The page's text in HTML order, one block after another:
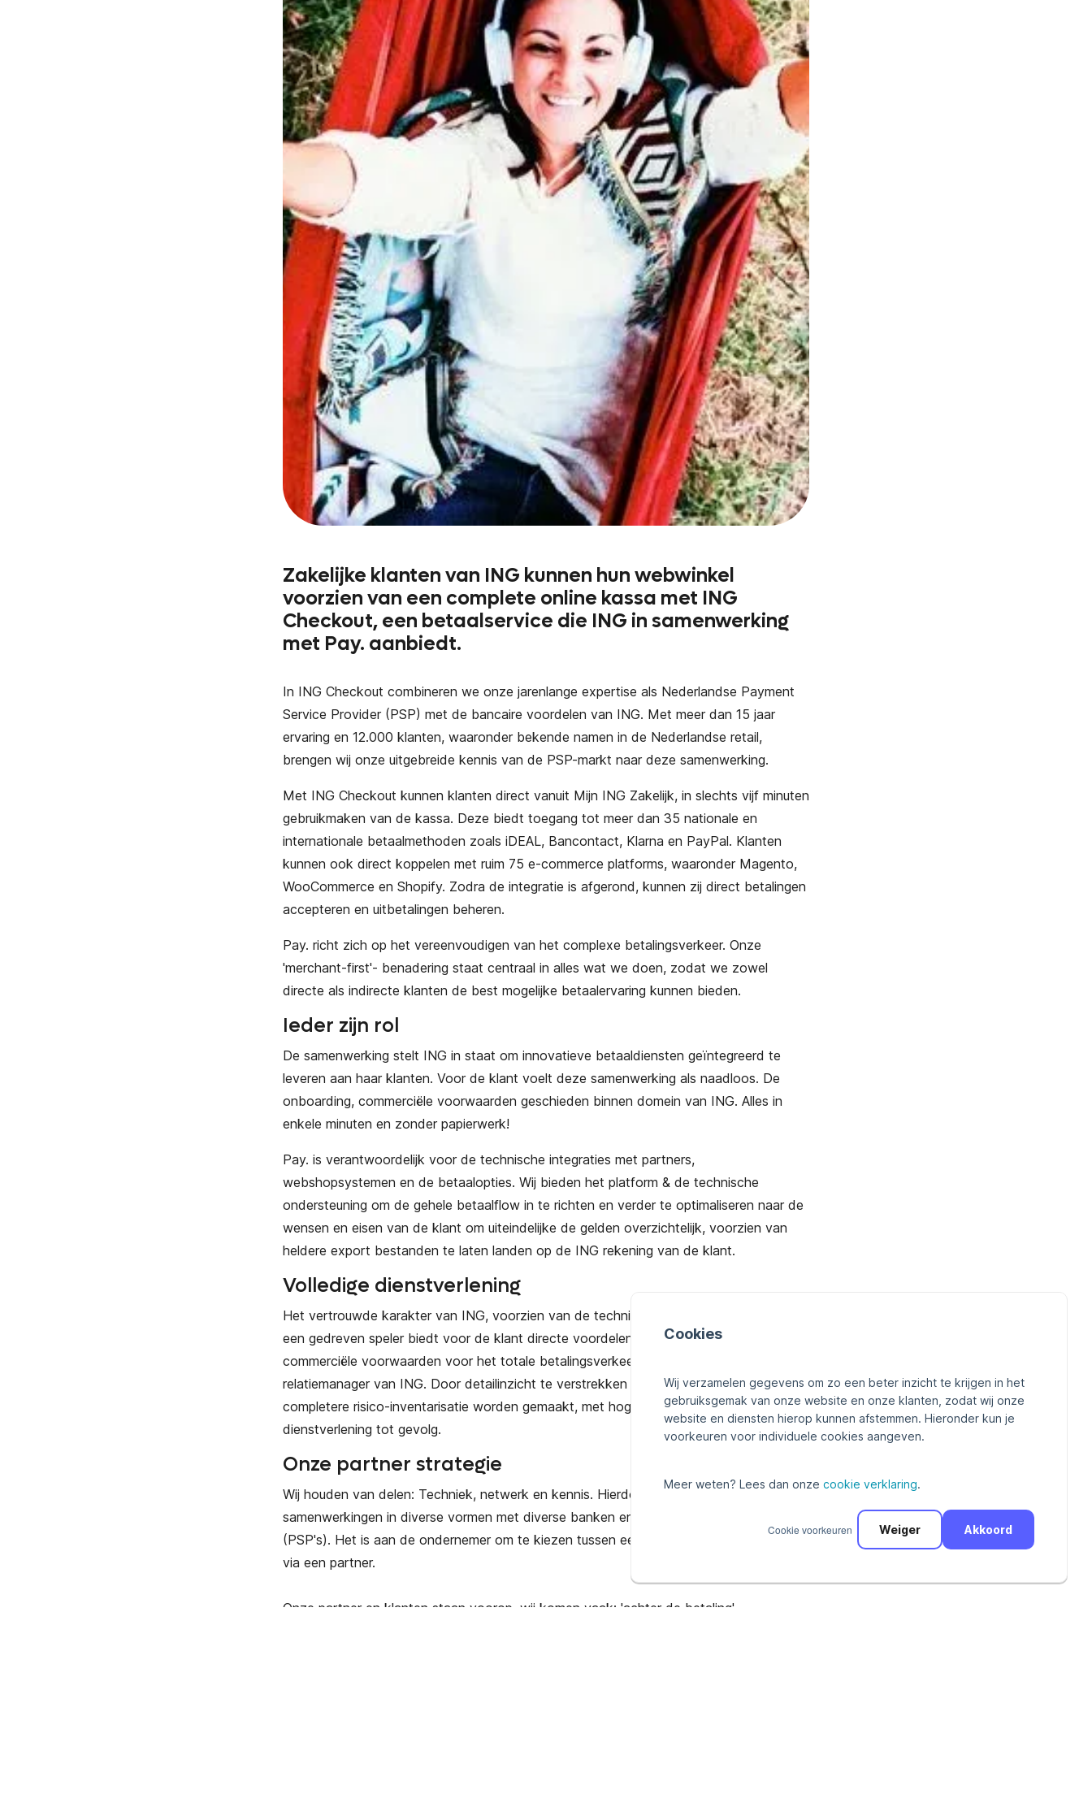
Cookies
Wij verzamelen gegevens om zo een beter inzicht te krijgen in het
gebruiksgemak van onze website en onze klanten, zodat wij onze
website en diensten hierop kunnen afstemmen. Hieronder kun je
voorkeuren voor individuele cookies aangeven.
Meer weten? Lees dan onzecookie verklaring.
Cookie voorkeuren Akkoord
Weiger
Zakelijke klanten van ING kunnen hun webwinkel
voorzien van een complete online kassa met ING
Checkout, een betaalservice die ING in samenwerking
met Pay. aanbiedt.
In ING Checkout combineren we onze jarenlange expertise als Nederlandse Payment
Service Provider (PSP) met de bancaire voordelen van ING. Met meer dan 15 jaar
ervaring en 12.000 klanten, waaronder bekende namen in de Nederlandse retail,
brengen wij onze uitgebreide kennis van de PSP-markt naar deze samenwerking.
Met ING Checkout kunnen klanten direct vanuit Mijn ING Zakelijk, in slechts vijf minuten
gebruikmaken van de kassa. Deze biedt toegang tot meer dan 35 nationale en
internationale betaalmethoden zoals iDEAL, Bancontact, Klarna en PayPal. Klanten
kunnen ook direct koppelen met ruim 75 e-commerce platforms, waaronder Magento,
WooCommerce en Shopify. Zodra de integratie is afgerond, kunnen zij direct betalingen
accepteren en uitbetalingen beheren.
Pay. richt zich op het vereenvoudigen van het complexe betalingsverkeer. Onze
'merchant-first'- benadering staat centraal in alles wat we doen, zodat we zowel
directe als indirecte klanten de best mogelijke betaalervaring kunnen bieden.
Ieder zijn rol
De samenwerking stelt ING in staat om innovatieve betaaldiensten geïntegreerd te
leveren aan haar klanten. Voor de klant voelt deze samenwerking als naadloos. De
onboarding, commerciële voorwaarden geschieden binnen domein van ING. Alles in
enkele minuten en zonder papierwerk!
Pay. is verantwoordelijk voor de technische integraties met partners,
webshopsystemen en de betaalopties. Wij bieden het platform & de technische
ondersteuning om de gehele betaalflow in te richten en verder te optimaliseren naar de
wensen en eisen van de klant om uiteindelijke de gelden overzichtelijk, voorzien van
heldere export bestanden te laten landen op de ING rekening van de klant.
Volledige dienstverlening
Het vertrouwde karakter van ING, voorzien van de technische kennis en innovatie van
een gedreven speler biedt voor de klant directe voordelen. Daarnaast kunnen de
commerciële voorwaarden voor het totale betalingsverkeer worden besproken met de
relatiemanager van ING. Door detailinzicht te verstrekken in de betaalstromen kan een
completere risico-inventarisatie worden gemaakt, met hogere- en voordeligere
dienstverlening tot gevolg.
Onze partner strategie
Wij houden van delen: Techniek, netwerk en kennis. Hierdoor ontstaan
samenwerkingen in diverse vormen met diverse banken en andere financiële instellingen
(PSP's). Het is aan de ondernemer om te kiezen tussen een directe PAY aansluiting of
via een partner.
Onze partner en klanten staan voorop, wij komen vaak: 'achter de betaling'.